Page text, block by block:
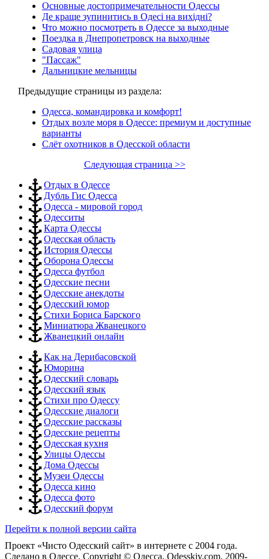
Основные достопримечательности Одессы
Де краще зупинитись в Одесi на вихідні?
Что можно посмотреть в Одессе за выходные
Поездка в Днепропетровск на выходные
Садовая улица
"Пассаж"
Дальницкие мельницы
Предыдущие страницы из раздела:
Одесса, командировка и комфорт!
Отдых возле моря в Одессе: премиум и доступные
варианты
Слёт охотников в Одесской области
Следующая страница >>
Отдых в Одессе
Дубль Гис Одесса
Одесса - мировой город
Одесситы
Карта Одессы
Одесская область
История Одессы
Оборона Одессы
Одесса футбол
Одесские песни
Одесские анекдоты
Одесский юмор
Стихи Бориса Барского
Миниатюра Жванецкого
Жванецкий онлайн
Как на Дерибасовской
Юморина
Одесский словарь
Одесский язык
Стихи про Одессу
Одесские диалоги
Одесские рассказы
Одесские рецепты
Одесская кухня
Улицы Одессы
Дома Одессы
Музеи Одессы
Одесса кино
Одесса фото
Одесский форум
Перейти к полной версии сайта
Проект «Чисто Одесский сайт» в интернете с 2004 года.
Сделано в Одессе, Copyright © Одесса, Odesskiy.com, 2009-